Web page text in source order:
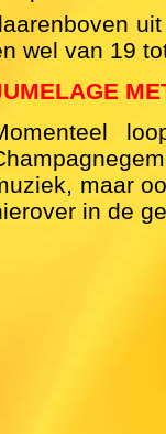
wel van 19
maar
in de